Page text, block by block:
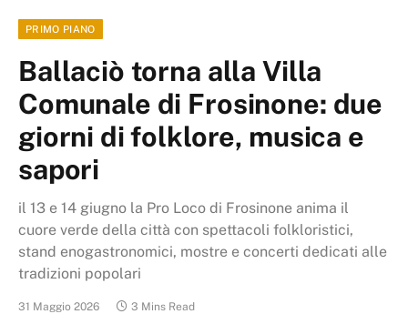
PRIMO PIANO
Ballaciò torna alla Villa
Comunale di Frosinone: due
giorni di folklore, musica e
sapori
il 13 e 14 giugno la Pro Loco di Frosinone anima il
cuore verde della città con spettacoli folkloristici,
stand enogastronomici, mostre e concerti dedicati alle
tradizioni popolari
31 Maggio 2026 3 Mins Read